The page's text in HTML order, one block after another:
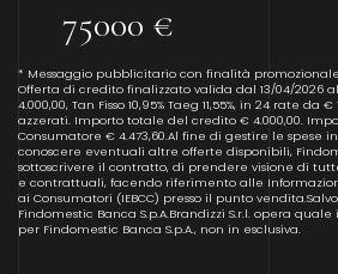
75000 €
* Messaggio pubblicitario con finalità
Offerta di credito finalizzato valida dal 13/04/2026
4.000,00, Tan Fisso 10,95% Taeg 11,55%, in 24 rate da
azzerati. Importo totale del credito € 4.000,00.
Consumatore € 4.473,60.Al fine di gestire le spese
conoscere eventuali altre offerte disponibili,
sottoscrivere il contratto, di prendere visione di
e contrattuali, facendo riferimento alle
ai Consumatori (IEBCC) presso il punto
Findomestic Banca S.p.A.Brandizzi S.r.l. opera
per Findomestic Banca S.p.A., non in esclusiva.